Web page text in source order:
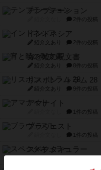
テンプテーション
2件の投稿
インドネシア
紹介文あり 2件の投稿
宵と暁の呪文書
紹介文あり 8件の投稿
リスボン・トラム 28
紹介文あり 9件の投稿
アマナイト
1件の投稿
ブラヴェスト
1件の投稿
スペクタキュラー